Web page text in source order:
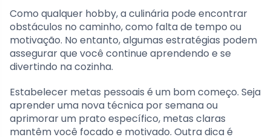
Como qualquer hobby, a culinária pode encontrar
obstáculos no caminho, como falta de tempo ou
motivação. No entanto, algumas estratégias podem
assegurar que você continue aprendendo e se
divertindo na cozinha.
Estabelecer metas pessoais é um bom começo. Seja
aprender uma nova técnica por semana ou
aprimorar um prato específico, metas claras
mantêm você focado e motivado. Outra dica é